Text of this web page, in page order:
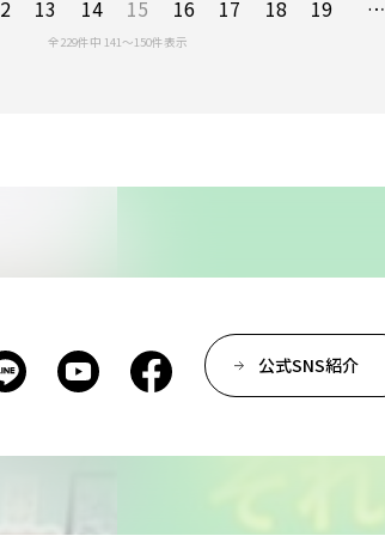
13 14 15 16 17 18 19 …
全229件中 141〜150件表示
公式SNS紹介